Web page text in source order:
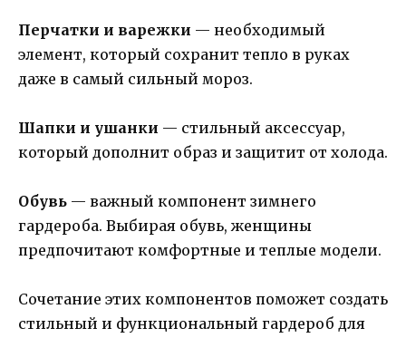
Перчатки и варежки — необходимый
элемент, который сохранит тепло в руках
даже в самый сильный мороз.
Шапки и ушанки — стильный аксессуар,
который дополнит образ и защитит от холода.
Обувь — важный компонент зимнего
гардероба. Выбирая обувь, женщины
предпочитают комфортные и теплые модели.
Сочетание этих компонентов поможет создать
стильный и функциональный гардероб для